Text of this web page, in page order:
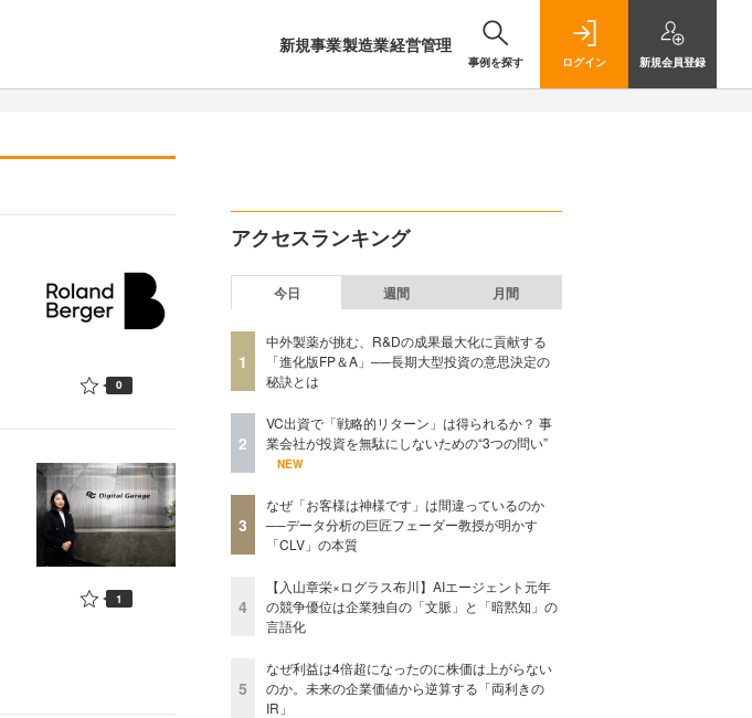
新規事業製造業経営管理
事例を探す ログイン 新規会員登録
0
1
アクセスランキング
今日 週間 月間
1
中外製薬が挑む、R&Dの成果最大化に貢献する
「進化版FP＆A」──長期大型投資の意思決定の
秘訣とは
2
VC出資で「戦略的リターン」は得られるか？ 事
業会社が投資を無駄にしないための“3つの問い”
NEW
3
なぜ「お客様は神様です」は間違っているのか
──データ分析の巨匠フェーダー教授が明かす
「CLV」の本質
4
【入山章栄×ログラス布川】AIエージェント元年
の競争優位は企業独自の「文脈」と「暗黙知」の
言語化
5
なぜ利益は4倍超になったのに株価は上がらない
のか。未来の企業価値から逆算する「両利きの
IR」